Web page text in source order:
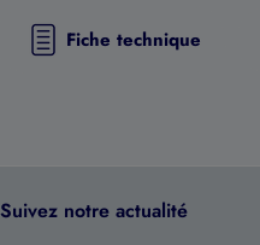
Fiche technique
Suivez notre actualité